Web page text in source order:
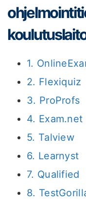
1.
2. Flexiquiz
3. ProProfs
4. Exam.net
5. Talview
6. Learnyst
7. Qualified
8.